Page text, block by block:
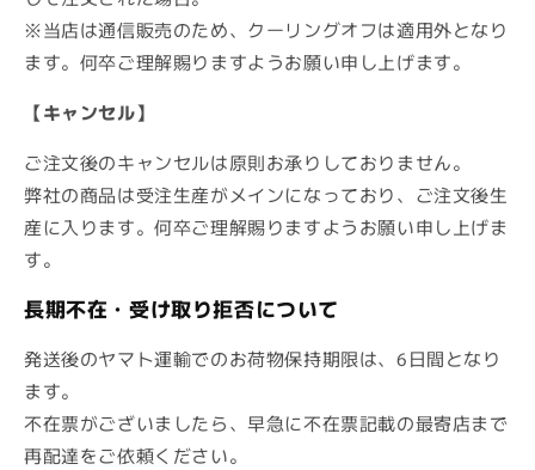
※当店は通信販売のため、クーリングオフは適用外となり
ます。何卒ご理解賜りますようお願い申し上げます。
【キャンセル】
ご注文後のキャンセルは原則お承りしておりません。
弊社の商品は受注生産がメインになっており、ご注文後生
産に入ります。何卒ご理解賜りますようお願い申し上げま
す。
長期不在・受け取り拒否について
発送後のヤマト運輸でのお荷物保持期限は、6日間となり
ます。
不在票がございましたら、早急に不在票記載の最寄店まで
再配達をご依頼ください。